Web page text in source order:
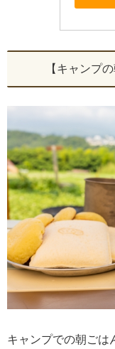
【キャンプ
キャンプでの朝ごは